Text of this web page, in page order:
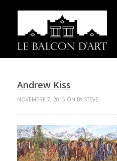
Andrew Kiss
NOVEMBRE 7, 2015 ON BY STEVE